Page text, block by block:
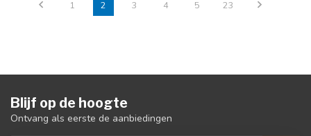
1 2 3 4 5 23
Blijf op de hoogte
Ontvang als eerste de aanbiedingen